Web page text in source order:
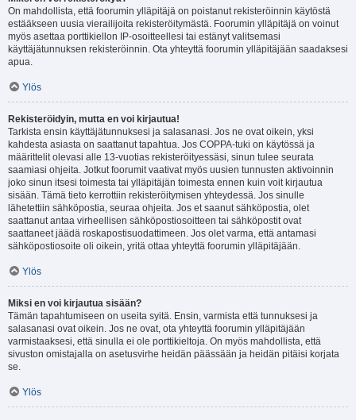
On mahdollista, että foorumin ylläpitäjä on poistanut rekisteröinnin käytöstä
estääkseen uusia vierailijoita rekisteröitymästä. Foorumin ylläpitäjä on voinut
myös asettaa porttikiellon IP-osoitteellesi tai estänyt valitsemasi
käyttäjätunnuksen rekisteröinnin. Ota yhteyttä foorumin ylläpitäjään saadaksesi
apua.
Ylös
Rekisteröidyin, mutta en voi kirjautua!
Tarkista ensin käyttäjätunnuksesi ja salasanasi. Jos ne ovat oikein, yksi
kahdesta asiasta on saattanut tapahtua. Jos COPPA-tuki on käytössä ja
määrittelit olevasi alle 13-vuotias rekisteröityessäsi, sinun tulee seurata
saamiasi ohjeita. Jotkut foorumit vaativat myös uusien tunnusten aktivoinnin
joko sinun itsesi toimesta tai ylläpitäjän toimesta ennen kuin voit kirjautua
sisään. Tämä tieto kerrottiin rekisteröitymisen yhteydessä. Jos sinulle
lähetettiin sähköpostia, seuraa ohjeita. Jos et saanut sähköpostia, olet
saattanut antaa virheellisen sähköpostiosoitteen tai sähköpostit ovat
saattaneet jäädä roskapostisuodattimeen. Jos olet varma, että antamasi
sähköpostiosoite oli oikein, yritä ottaa yhteyttä foorumin ylläpitäjään.
Ylös
Miksi en voi kirjautua sisään?
Tämän tapahtumiseen on useita syitä. Ensin, varmista että tunnuksesi ja
salasanasi ovat oikein. Jos ne ovat, ota yhteyttä foorumin ylläpitäjään
varmistaaksesi, että sinulla ei ole porttikieltoja. On myös mahdollista, että
sivuston omistajalla on asetusvirhe heidän päässään ja heidän pitäisi korjata
se.
Ylös